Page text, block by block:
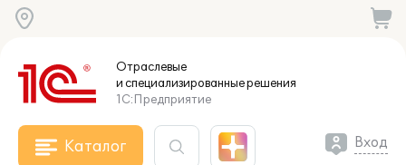
Отраслевые
и специализированныерешения
1С:Предприятие
Каталог Вход